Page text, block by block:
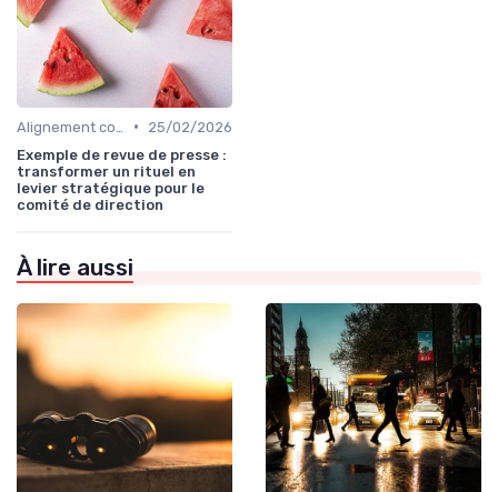
•
25/02/2026
Exemple de revue de presse :
transformer un rituel en
levier stratégique pour le
comité de direction
À lire aussi